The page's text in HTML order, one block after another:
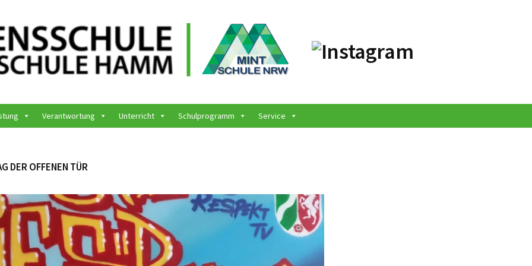
Verantwortung Unterricht Schulprogramm Service
DER OFFENEN TÜR